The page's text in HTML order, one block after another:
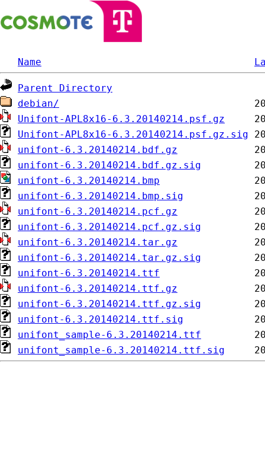
Name
Parent Directory
debian/
Unifont-APL8x16-6.3.20140214.psf.gz
Unifont-APL8x16-6.3.20140214.psf.gz.sig
unifont-6.3.20140214.bdf.gz
unifont-6.3.20140214.bdf.gz.sig
unifont-6.3.20140214.bmp
unifont-6.3.20140214.bmp.sig
unifont-6.3.20140214.pcf.gz
unifont-6.3.20140214.pcf.gz.sig
unifont-6.3.20140214.tar.gz
unifont-6.3.20140214.tar.gz.sig
unifont-6.3.20140214.ttf
unifont-6.3.20140214.ttf.gz
unifont-6.3.20140214.ttf.gz.sig
unifont-6.3.20140214.ttf.sig
unifont_sample-6.3.20140214.ttf
unifont_sample-6.3.20140214.ttf.sig